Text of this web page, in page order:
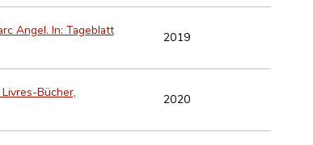
Angel. In: Tageblatt
2019
Bücher,
2020